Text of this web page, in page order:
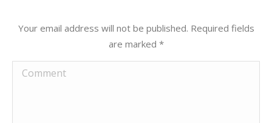
Your email address will not be published. Required fields
are marked *
Comment